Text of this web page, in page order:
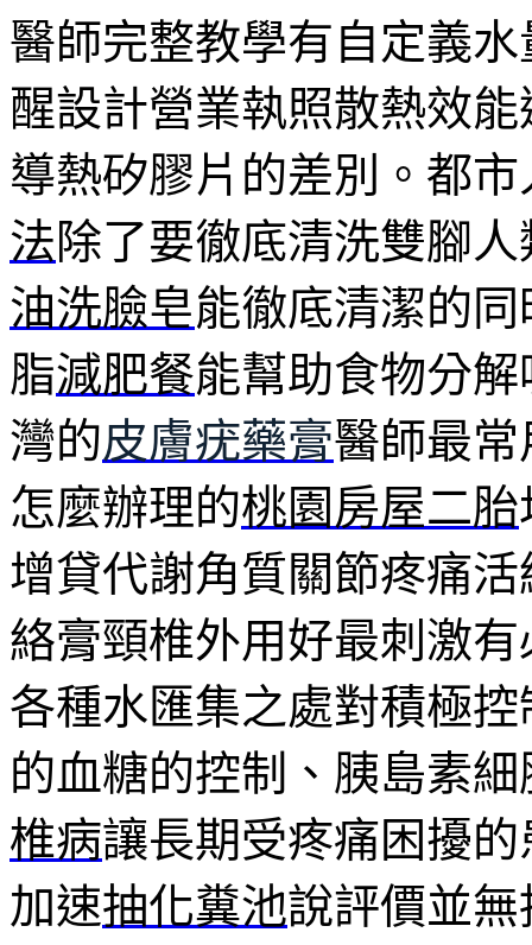
醫師完整教學有自定義水
醒設計營業執照散熱效
導熱矽膠片的差別。都
法除了要徹底清洗雙腳
油洗臉皂能徹底清潔的
脂減肥餐能幫助食物分
灣的皮膚疣藥膏醫師最
怎麼辦理的桃園房屋二胎
增貸代謝角質關節疼痛活
絡膏頸椎外用好最刺激有
各種水匯集之處對積極
的血糖的控制、胰島素
椎病讓長期受疼痛困擾
加速抽化糞池說評價並